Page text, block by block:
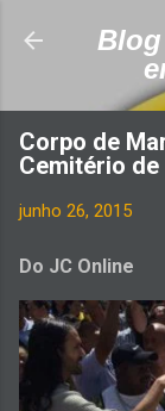
Corpo de
Cemitério
junho 26, 2015
Do JC Online